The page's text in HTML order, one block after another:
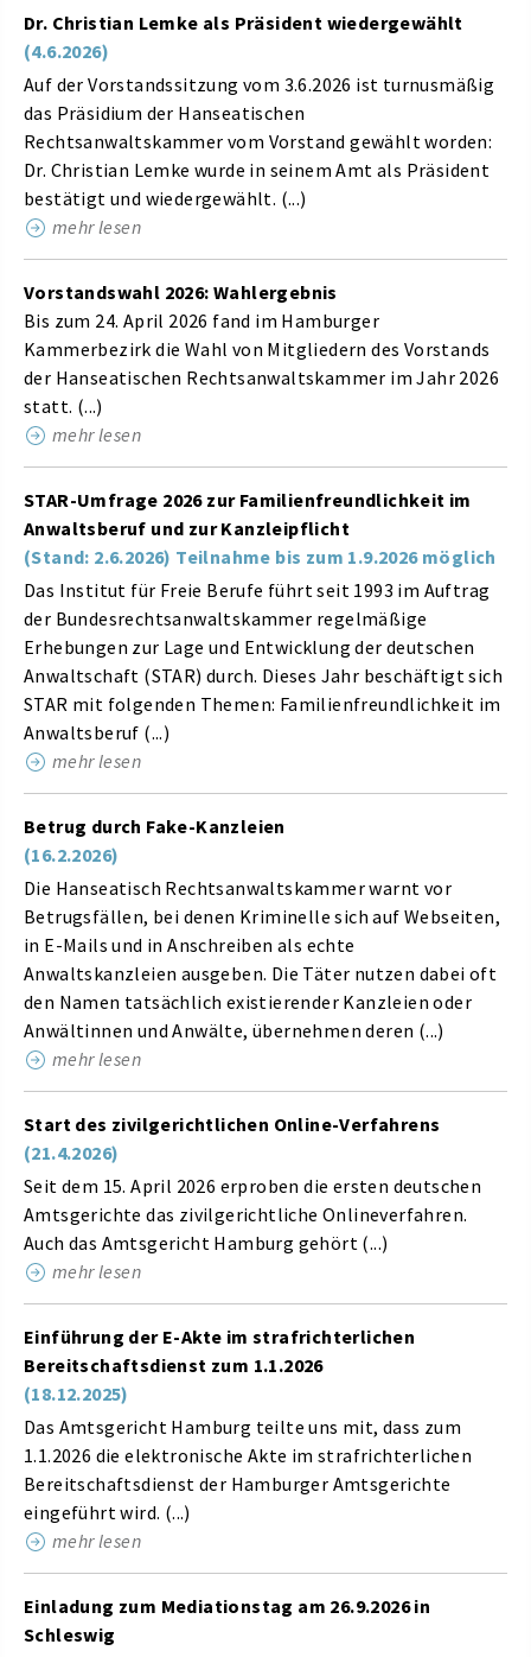
Dr. Christian Lemke als Präsident wiedergewählt
(4.6.2026)
Auf der Vorstandssitzung vom 3.6.2026 ist turnusmäßig
das Präsidium der Hanseatischen
Rechtsanwaltskammer vom Vorstand gewählt worden:
Dr. Christian Lemke wurde in seinem Amt als Präsident
bestätigt und wiedergewählt. (...)
mehr lesen
Vorstandswahl 2026: Wahlergebnis
Bis zum 24. April 2026 fand im Hamburger
Kammerbezirk die Wahl von Mitgliedern des Vorstands
der Hanseatischen Rechtsanwaltskammer im Jahr 2026
statt. (...)
mehr lesen
STAR-Umfrage 2026 zur Familienfreundlichkeit im
Anwaltsberuf und zur Kanzleipflicht
(Stand: 2.6.2026) Teilnahme bis zum 1.9.2026 möglich
Das Institut für Freie Berufe führt seit 1993 im Auftrag
der Bundesrechtsanwaltskammer regelmäßige
Erhebungen zur Lage und Entwicklung der deutschen
Anwaltschaft (STAR) durch. Dieses Jahr beschäftigt sich
STAR mit folgenden Themen: Familienfreundlichkeit im
Anwaltsberuf (...)
mehr lesen
Betrug durch Fake-Kanzleien
(16.2.2026)
Die Hanseatisch Rechtsanwaltskammer warnt vor
Betrugsfällen, bei denen Kriminelle sich auf Webseiten,
in E-Mails und in Anschreiben als echte
Anwaltskanzleien ausgeben. Die Täter nutzen dabei oft
den Namen tatsächlich existierender Kanzleien oder
Anwältinnen und Anwälte, übernehmen deren (...)
mehr lesen
Start des zivilgerichtlichen Online-Verfahrens
(21.4.2026)
Seit dem 15. April 2026 erproben die ersten deutschen
Amtsgerichte das zivilgerichtliche Onlineverfahren.
Auch das Amtsgericht Hamburg gehört (...)
mehr lesen
Einführung der E-Akte im strafrichterlichen
Bereitschaftsdienst zum 1.1.2026
(18.12.2025)
Das Amtsgericht Hamburg teilte uns mit, dass zum
1.1.2026 die elektronische Akte im strafrichterlichen
Bereitschaftsdienst der Hamburger Amtsgerichte
eingeführt wird. (...)
mehr lesen
Einladung zum Mediationstag am 26.9.2026 in
Schleswig